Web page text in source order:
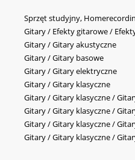
Sprzęt studyjny,
Gitary / Efekty gitarowe /
Gitary / Gitary akustyczne
Gitary / Gitary basowe
Gitary / Gitary elektryczne
Gitary / Gitary klasyczne
Gitary / Gitary klasyczne /
Gitary / Gitary klasyczne /
Gitary / Gitary klasyczne /
Gitary / Gitary klasyczne /